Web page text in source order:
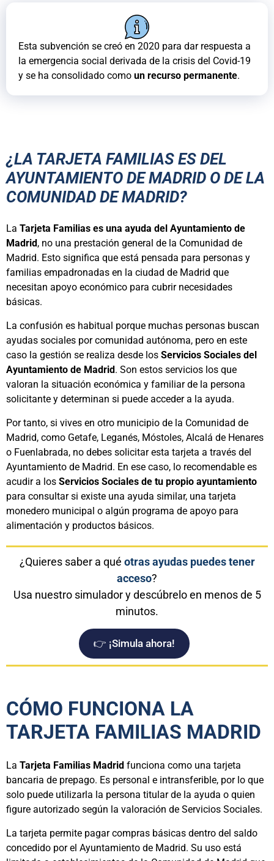
Esta subvención se creó en 2020 para dar respuesta a
la emergencia social derivada de la crisis del Covid-19
y se ha consolidado como un recurso permanente.
¿LA TARJETA FAMILIAS ES DEL
AYUNTAMIENTO DE MADRID O DE LA
COMUNIDAD DE MADRID?
La Tarjeta Familias es una ayuda del Ayuntamiento de
Madrid, no una prestación general de la Comunidad de
Madrid. Esto significa que está pensada para personas y
familias empadronadas en la ciudad de Madrid que
necesitan apoyo económico para cubrir necesidades
básicas.
La confusión es habitual porque muchas personas buscan
ayudas sociales por comunidad autónoma, pero en este
caso la gestión se realiza desde los Servicios Sociales del
Ayuntamiento de Madrid. Son estos servicios los que
valoran la situación económica y familiar de la persona
solicitante y determinan si puede acceder a la ayuda.
Por tanto, si vives en otro municipio de la Comunidad de
Madrid, como Getafe, Leganés, Móstoles, Alcalá de Henares
o Fuenlabrada, no debes solicitar esta tarjeta a través del
Ayuntamiento de Madrid. En ese caso, lo recomendable es
acudir a los Servicios Sociales de tu propio ayuntamiento
para consultar si existe una ayuda similar, una tarjeta
monedero municipal o algún programa de apoyo para
alimentación y productos básicos.
¿Quieres saber a qué otras ayudas puedes tener
acceso?
Usa nuestro simulador y descúbrelo en menos de 5
minutos.
👉 ¡Simula ahora!
CÓMO FUNCIONA LA
TARJETA FAMILIAS MADRID
La Tarjeta Familias Madrid funciona como una tarjeta
bancaria de prepago. Es personal e intransferible, por lo que
solo puede utilizarla la persona titular de la ayuda o quien
figure autorizado según la valoración de Servicios Sociales.
La tarjeta permite pagar compras básicas dentro del saldo
concedido por el Ayuntamiento de Madrid. Su uso está